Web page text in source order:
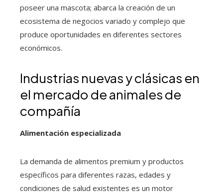
poseer una mascota; abarca la creación de un
ecosistema de negocios variado y complejo que
produce oportunidades en diferentes sectores
económicos.
Industrias nuevas y clásicas en
el mercado de animales de
compañía
Alimentación especializada
La demanda de alimentos premium y productos
específicos para diferentes razas, edades y
condiciones de salud existentes es un motor